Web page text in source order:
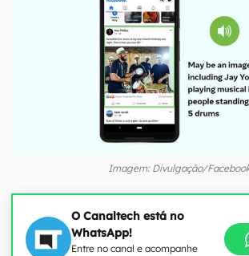
Imagem: Divulgação/
O Canaltech está no
WhatsApp!
Entre no canal e acompanhe